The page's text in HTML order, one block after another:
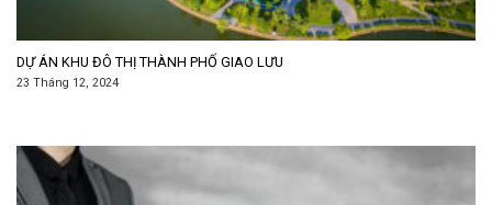
DỰ ÁN KHU ĐÔ THỊ THÀNH PHỐ GIAO LƯU
23 Tháng 12, 2024